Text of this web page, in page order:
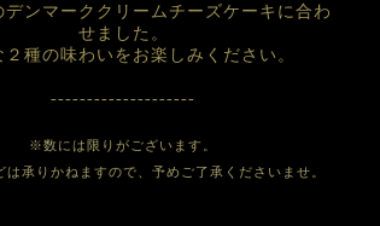
デンマーククリームチーズケーキに合わ
せました。
２種の味わいをお楽しみください。
--------------------
※数には限りがございます。
承りかねますので、予めご了承くださいませ。